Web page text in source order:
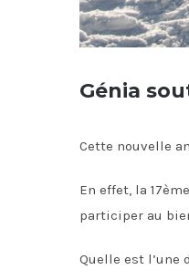
Génia
Cette nouvelle
En effet, la
participer au
Quelle est l’une